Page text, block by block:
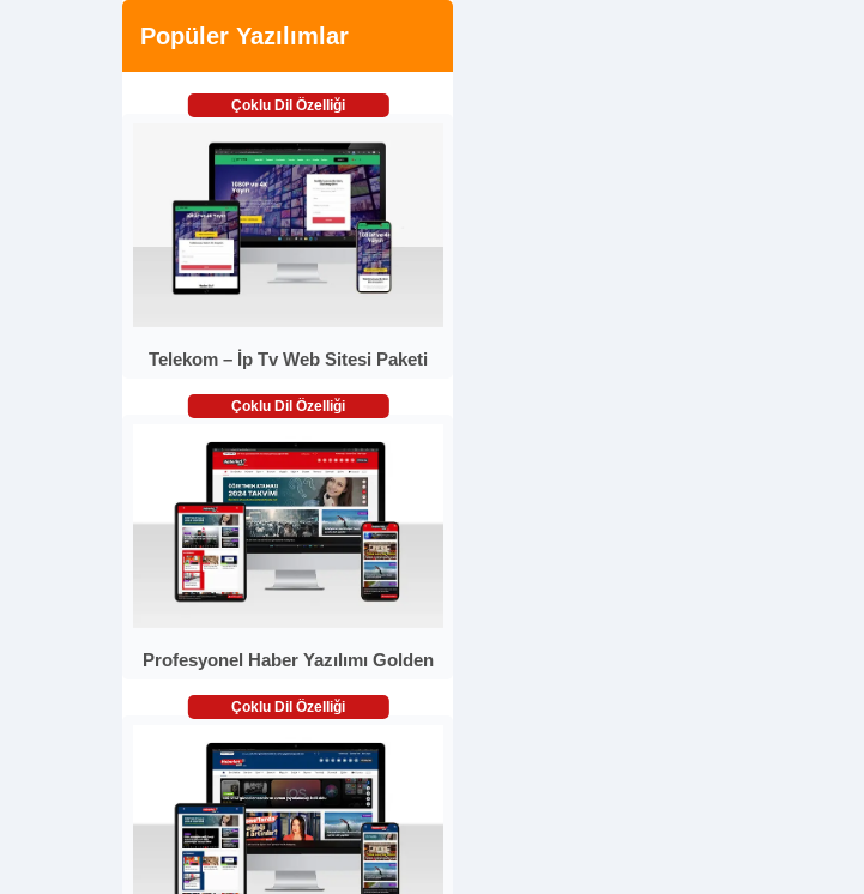
Popüler Yazılımlar
Çoklu Dil Özelliği
Telekom – İp Tv Web Sitesi Paketi
Çoklu Dil Özelliği
Profesyonel Haber Yazılımı Golden
Çoklu Dil Özelliği